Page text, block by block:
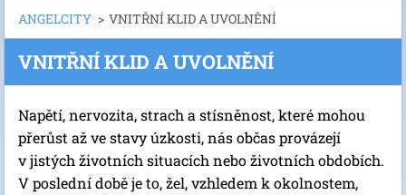
ANGELCITY > VNITŘNÍ KLID A UVOLNĚNÍ
VNITŘNÍ KLID A UVOLNĚNÍ
Napětí, nervozita, strach a stísněnost, které mohou
přerůst až ve stavy úzkosti, nás občas provázejí
v jistých životních situacích nebo životních obdobích.
V poslední době je to, žel, vzhledem k okolnostem,